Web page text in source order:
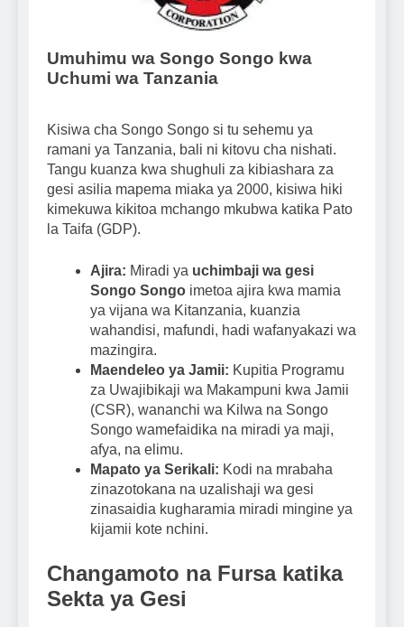
Umuhimu wa Songo Songo kwa
Uchumi wa Tanzania
Kisiwa cha Songo Songo si tu sehemu ya
ramani ya Tanzania, bali ni kitovu cha nishati.
Tangu kuanza kwa shughuli za kibiashara za
gesi asilia mapema miaka ya 2000, kisiwa hiki
kimekuwa kikitoa mchango mkubwa katika Pato
la Taifa (GDP).
Ajira: Miradi ya uchimbaji wa gesi
Songo Songo imetoa ajira kwa mamia
ya vijana wa Kitanzania, kuanzia
wahandisi, mafundi, hadi wafanyakazi wa
mazingira.
Maendeleo ya Jamii: Kupitia Programu
za Uwajibikaji wa Makampuni kwa Jamii
(CSR), wananchi wa Kilwa na Songo
Songo wamefaidika na miradi ya maji,
afya, na elimu.
Mapato ya Serikali: Kodi na mrabaha
zinazotokana na uzalishaji wa gesi
zinasaidia kugharamia miradi mingine ya
kijamii kote nchini.
Changamoto na Fursa katika
Sekta ya Gesi